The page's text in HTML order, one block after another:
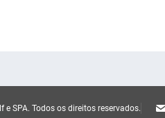
e SPA. Todos os direitos reservados.